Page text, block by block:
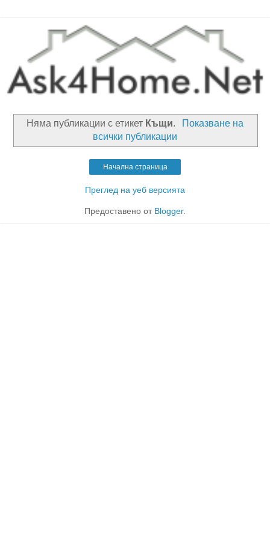
Няма публикации с етикет Къщи.
Показване на
всички публикации
Начална страница
Преглед на уеб версията
Предоставено от Blogger.